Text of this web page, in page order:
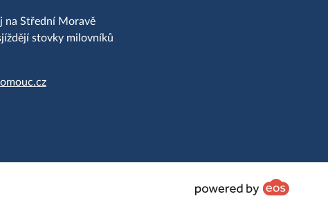
na Střední Moravě
stovky milovníků